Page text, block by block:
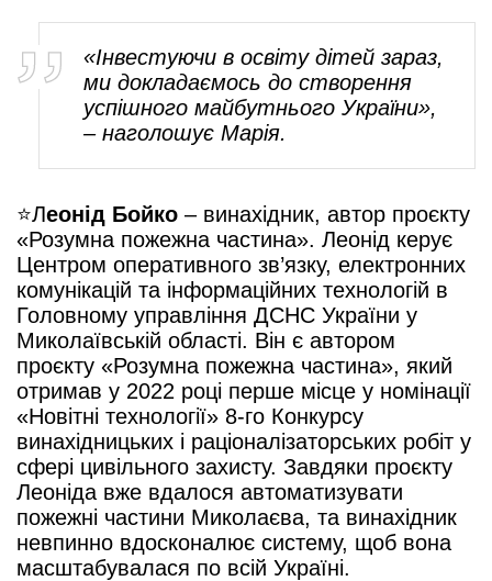
«Інвестуючи в освіту дітей зараз,
ми докладаємось до створення
успішного майбутнього України»,
– наголошує Марія.
⭐️Леонід Бойко – винахідник, автор проєкту
«Розумна пожежна частина». Леонід керує
Центром оперативного зв’язку, електронних
комунікацій та інформаційних технологій в
Головному управління ДСНС України у
Миколаївській області. Він є автором
проєкту «Розумна пожежна частина», який
отримав у 2022 році перше місце у номінації
«Новітні технології» 8-го Конкурсу
винахідницьких і раціоналізаторських робіт у
сфері цивільного захисту. Завдяки проєкту
Леоніда вже вдалося автоматизувати
пожежні частини Миколаєва, та винахідник
невпинно вдосконалює систему, щоб вона
масштабувалася по всій Україні.